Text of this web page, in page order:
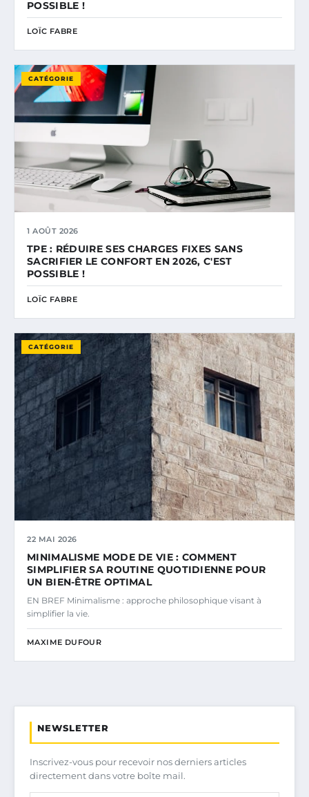
POSSIBLE !
LOÏC FABRE
CATÉGORIE
1 AOÛT 2026
TPE : RÉDUIRE SES CHARGES FIXES SANS
SACRIFIER LE CONFORT EN 2026, C'EST
POSSIBLE !
LOÏC FABRE
CATÉGORIE
22 MAI 2026
MINIMALISME MODE DE VIE : COMMENT
SIMPLIFIER SA ROUTINE QUOTIDIENNE POUR
UN BIEN-ÊTRE OPTIMAL
EN BREF Minimalisme : approche philosophique visant à
simplifier la vie.
MAXIME DUFOUR
NEWSLETTER
Inscrivez-vous pour recevoir nos derniers articles
directement dans votre boîte mail.